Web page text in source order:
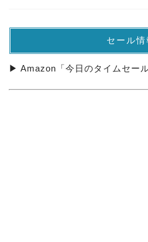
セール情
▶ Amazon「今日のタイムセール